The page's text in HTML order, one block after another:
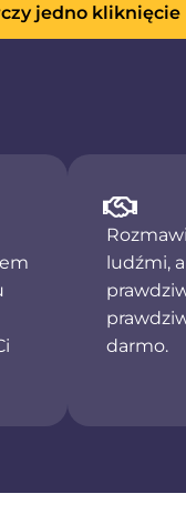
jedno kliknięcie
ludźmi,
darmo.